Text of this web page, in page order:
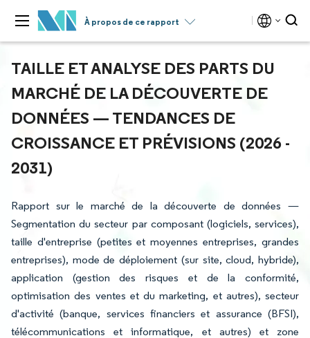
À propos de ce rapport
TAILLE ET ANALYSE DES PARTS DU
MARCHÉ DE LA DÉCOUVERTE DE
DONNÉES — TENDANCES DE
CROISSANCE ET PRÉVISIONS (2026 -
2031)
Rapport sur le marché de la découverte de données —
Segmentation du secteur par composant (logiciels, services),
taille d'entreprise (petites et moyennes entreprises, grandes
entreprises), mode de déploiement (sur site, cloud, hybride),
application (gestion des risques et de la conformité,
optimisation des ventes et du marketing, et autres), secteur
d'activité (banque, services financiers et assurance (BFSI),
télécommunications et informatique, et autres) et zone